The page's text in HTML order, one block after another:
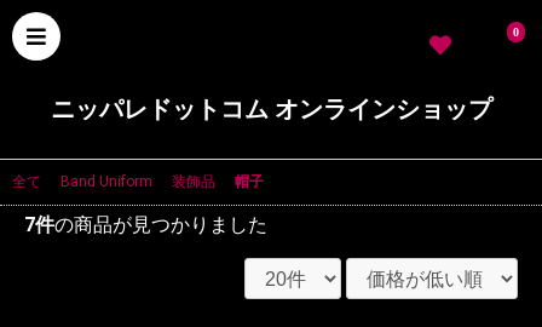
0
ニッパレドットコム オンラインショップ
全て Band Uniform 装飾品 帽子
7件の商品が見つかりました